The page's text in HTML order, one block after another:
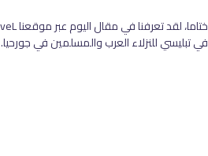
في تبليسي للنزلاء العرب والمسلمين في جورحيا.